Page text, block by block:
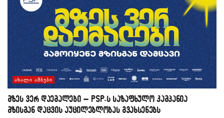
ᲐᲮᲐᲚᲘ ᲐᲛᲑᲔᲑᲘ
მზეს ვერ დაემალები – PSP-ს საზაფხულო კამპანია
მზისგან დაცვის აუცილებლობას გვახსენებს